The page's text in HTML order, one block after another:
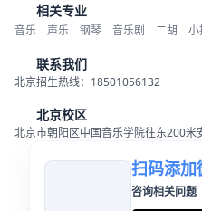
相关专业
音乐 声乐 钢琴 音乐剧 二胡 小
联系我们
北京招生热线：18501056132
北京校区
北京市朝阳区中国音乐学院往东200米
扫码添加
咨询相关问题